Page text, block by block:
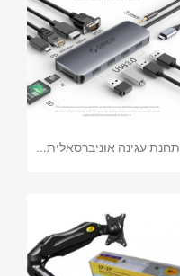
תחנת עגינה אוניברסאלית...